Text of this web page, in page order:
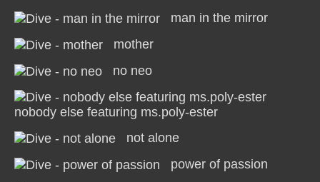
man in the mirror
mother
no neo
nobody else featuring ms.poly-ester
not alone
power of passion